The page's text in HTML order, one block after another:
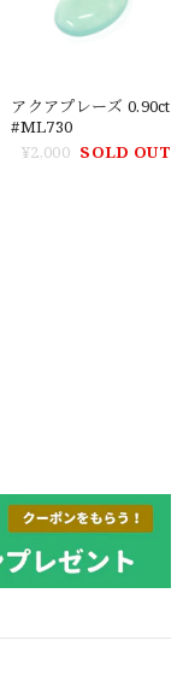
アクアプレーズ 0.90ct
#ML730
¥2,000 SOLD OUT